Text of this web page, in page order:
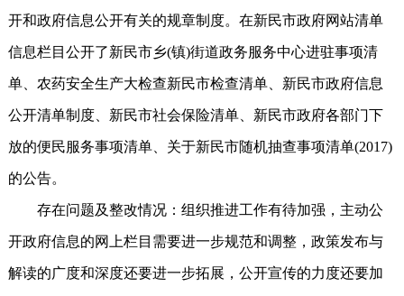
开和政府信息公开有关的规章制度。在新民市政府网站清单
信息栏目公开了新民市乡(镇)街道政务服务中心进驻事项清
单、农药安全生产大检查新民市检查清单、新民市政府信息
公开清单制度、新民市社会保险清单、新民市政府各部门下
放的便民服务事项清单、关于新民市随机抽查事项清单(2017)
的公告。
存在问题及整改情况：组织推进工作有待加强，主动公
开政府信息的网上栏目需要进一步规范和调整，政策发布与
解读的广度和深度还要进一步拓展，公开宣传的力度还要加